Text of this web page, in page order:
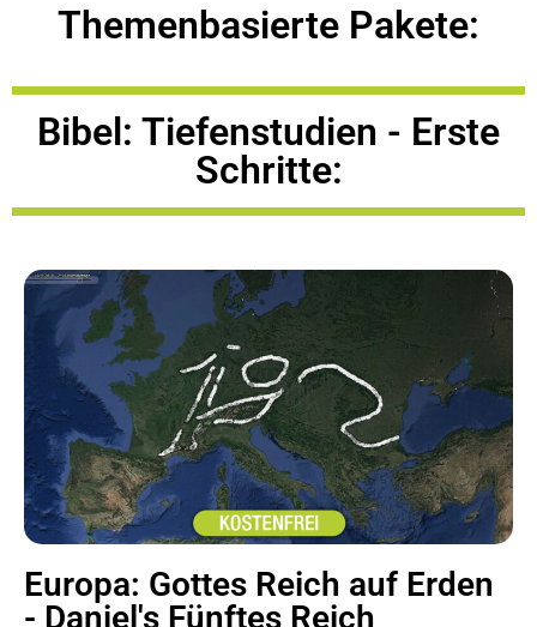
Themenbasierte Pakete:
Bibel: Tiefenstudien - Erste
Schritte:
Europa: Gottes Reich auf Erden
- Daniel's Fünftes Reich